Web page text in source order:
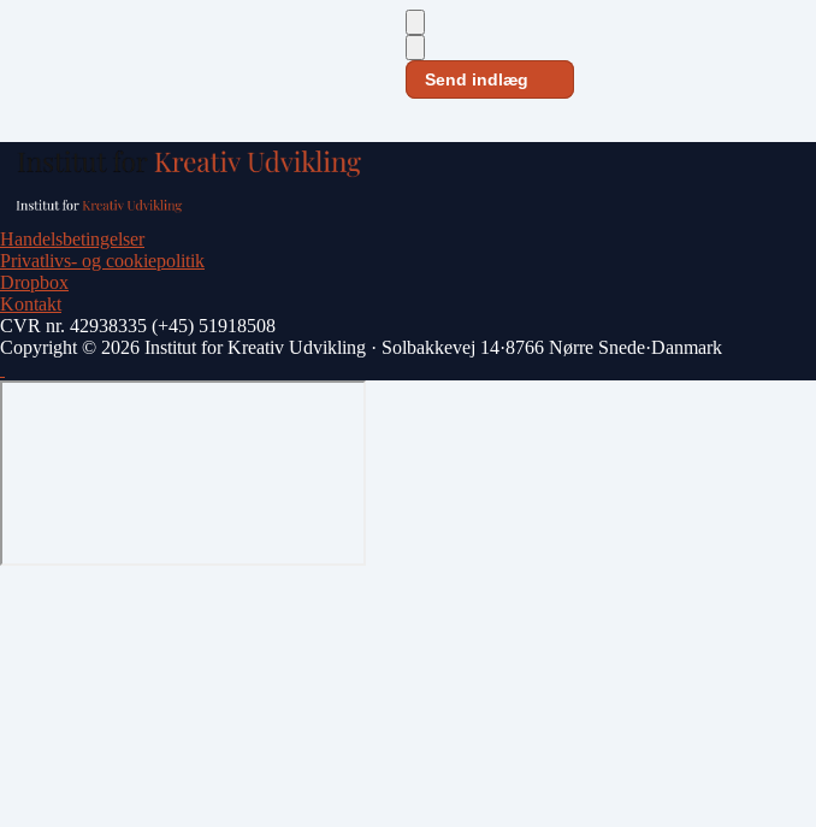
Send indlæg
Handelsbetingelser
Privatlivs- og cookiepolitik
Dropbox
Kontakt
CVR nr. 42938335 (+45) ‭51918508‬
Copyright © 2026 Institut for Kreativ Udvikling · Solbakkevej 14·8766 Nørre Snede·Danmark